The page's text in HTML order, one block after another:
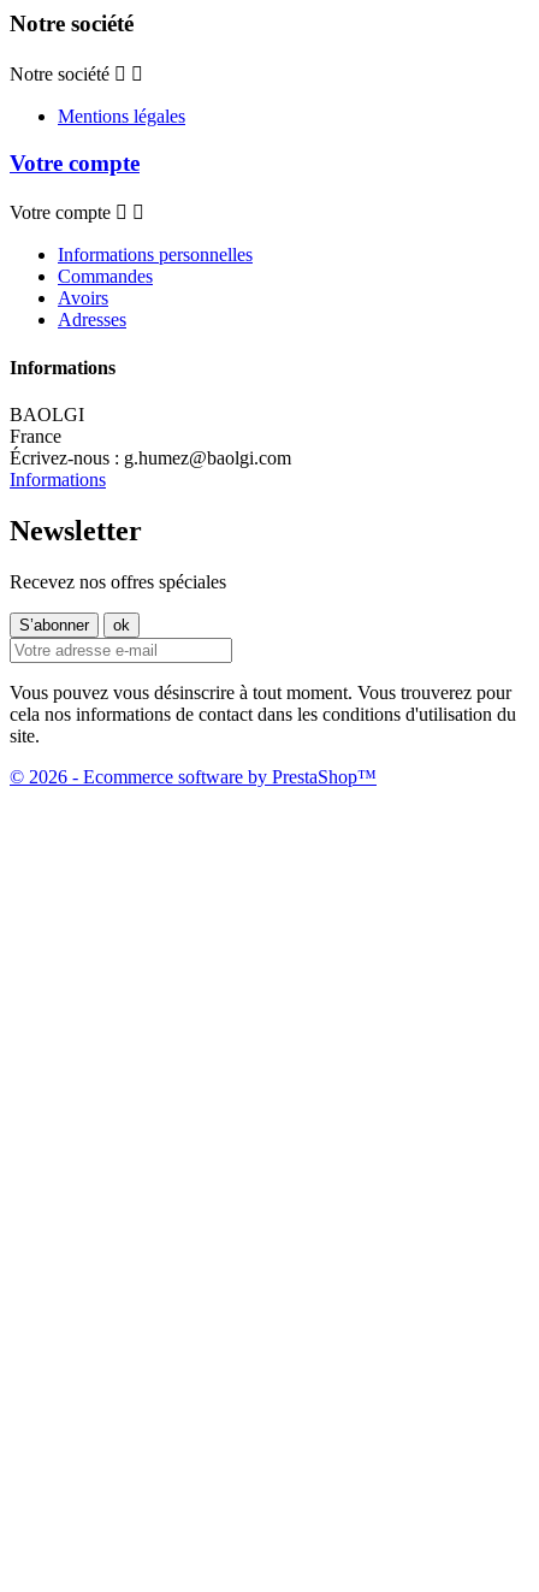
Notre société
Notre société  
Mentions légales
Votre compte
Votre compte  
Informations personnelles
Commandes
Avoirs
Adresses
Informations
BAOLGI
France
Écrivez-nous : g.humez@baolgi.com
Informations
Newsletter
Recevez nos offres spéciales
Vous pouvez vous désinscrire à tout moment. Vous trouverez pour
cela nos informations de contact dans les conditions d'utilisation du
site.
© 2026 - Ecommerce software by PrestaShop™